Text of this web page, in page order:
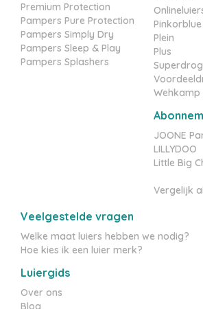
Premium Protection
Pampers Pure Protection
Pampers Simply Dry
Pampers Sleep & Play
Pampers Splashers
Pinkorblue
Plein
Plus
Wehkamp
JOONE
LILLYDOO
Little Big
Vergelijk
Veelgestelde vragen
Welke maat luiers hebben we nodig?
Hoe kies ik een luier merk?
Luiergids
Over ons
Blog